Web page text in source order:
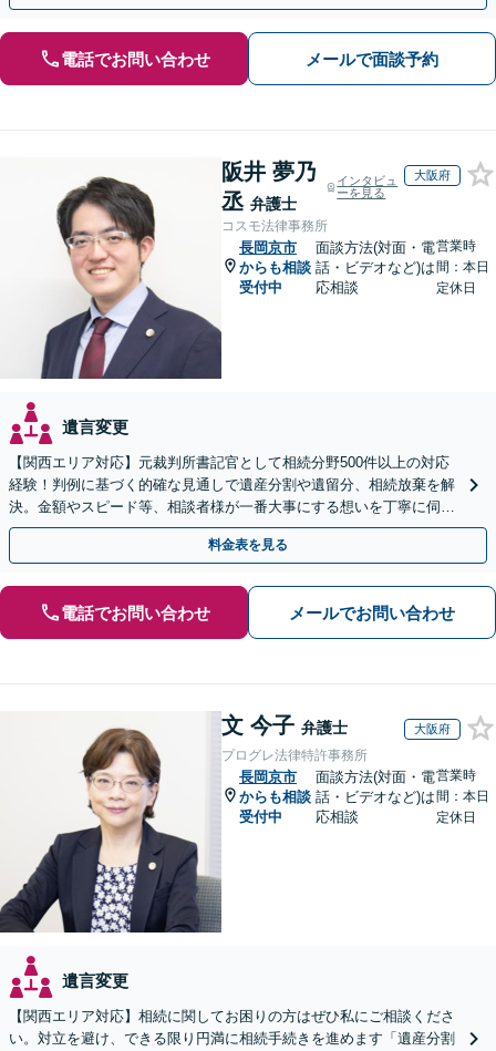
電話でお問い合わせ メールで面談予約
阪井 夢乃
丞 弁護士
インタビュ
ーを見る
大阪府
コスモ法律事務所
長岡京市
からも相談
受付中
面談方法(対面・電
話・ビデオなど)は
応相談
営業時
間：本日
定休日
遺言変更
【関西エリア対応】元裁判所書記官として相続分野500件以上の対応
経験！判例に基づく的確な見通しで遺産分割や遺留分、相続放棄を解
決。金額やスピード等、相談者様が一番大事にする想いを丁寧に伺い
最善の解決策を提案【WEB面談可】
料金表を見る
電話でお問い合わせ メールでお問い合わせ
文 今子 弁護士 大阪府
プログレ法律特許事務所
長岡京市
からも相談
受付中
面談方法(対面・電
話・ビデオなど)は
応相談
営業時
間：本日
定休日
遺言変更
【関西エリア対応】相続に関してお困りの方はぜひ私にご相談くださ
い。対立を避け、できる限り円満に相続手続きを進めます「遺産分割